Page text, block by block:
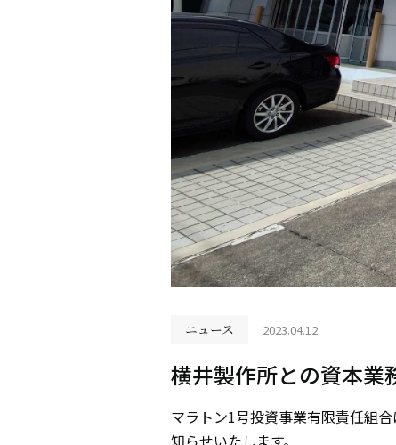
ニュース 2023.04.12
横井製作所との資本業
マラトン1号投資事業有限責任組
知らせいたします。